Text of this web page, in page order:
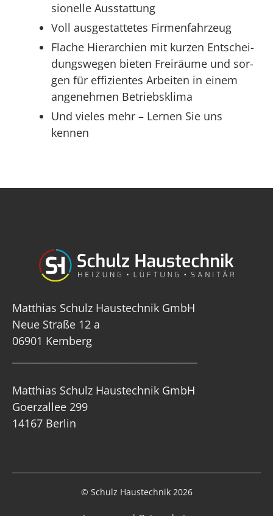
sio­nel­le Ausstattung
Voll aus­ge­stat­te­tes Firmenfahrzeug
Fla­che Hier­ar­chien mit kur­zen Ent­schei­
dungs­we­gen bie­ten Frei­räu­me und sor­
gen für effi­zi­en­tes Arbei­ten in einem
ange­neh­men Betriebsklima
Und vie­les mehr – Ler­nen Sie uns
kennen
Matthias Schulz Haustechnik GmbH
Neue Straße 12 a
06901 Kemberg
Matthias Schulz Haustechnik GmbH
Goerzallee 299
14167 Berlin
© Schulz Haustechnik 2026